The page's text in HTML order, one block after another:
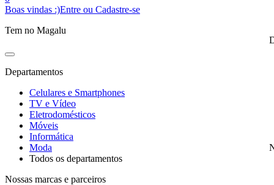
Boas vindas :)Entre ou Cadastre-se
Tem no Magalu
Departamentos
Celulares e Smartphones
TV e Vídeo
Eletrodomésticos
Móveis
Informática
Moda
Todos os departamentos
Nossas marcas e parceiros